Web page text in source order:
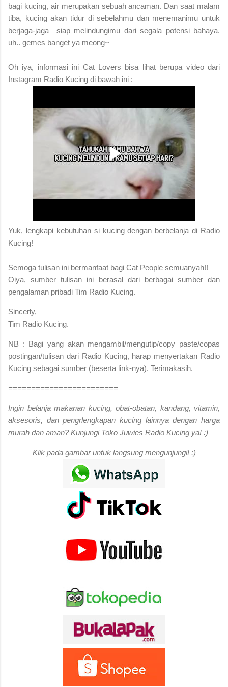
bagi kucing, air merupakan sebuah ancaman. Dan saat malam
tiba, kucing akan tidur di sebelahmu dan menemanimu untuk
berjaga-jaga siap melindungimu dari segala potensi bahaya.
uh.. gemes banget ya meong~
Oh iya, informasi ini Cat Lovers bisa lihat berupa video dari
Instagram Radio Kucing di bawah ini :
Yuk, lengkapi kebutuhan si kucing dengan berbelanja di Radio
Kucing!
Semoga tulisan ini bermanfaat bagi Cat People semuanyah!!
Oiya, sumber tulisan ini berasal dari berbagai sumber dan
pengalaman pribadi Tim Radio Kucing.
Sincerly,
Tim Radio Kucing.
NB : Bagi yang akan mengambil/mengutip/copy paste/copas
postingan/tulisan dari Radio Kucing, harap menyertakan Radio
Kucing sebagai sumber (beserta link-nya). Terimakasih.
========================
Ingin belanja makanan kucing, obat-obatan, kandang, vitamin,
aksesoris, dan pengrlengkapan kucing lainnya dengan harga
murah dan aman? Kunjungi Toko Juwies Radio Kucing ya! :)
Klik pada gambar untuk langsung mengunjungi! :)